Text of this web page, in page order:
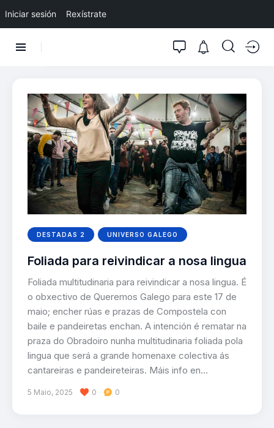
Iniciar sesión Rexístrate
DESTADAS 2 UNIVERSO GALEGO
Foliada para reivindicar a nosa lingua
Foliada multitudinaria para reivindicar a nosa lingua. É
o obxectivo de Queremos Galego para este 17 de
maio; encher rúas e prazas de Compostela con
baile e pandeiretas enchan. A intención é rematar na
praza do Obradoiro nunha multitudinaria foliada pola
lingua que será a grande homenaxe colectiva ás
cantareiras e pandeireteiras. Máis info en…
5 Maio, 2025 0 0